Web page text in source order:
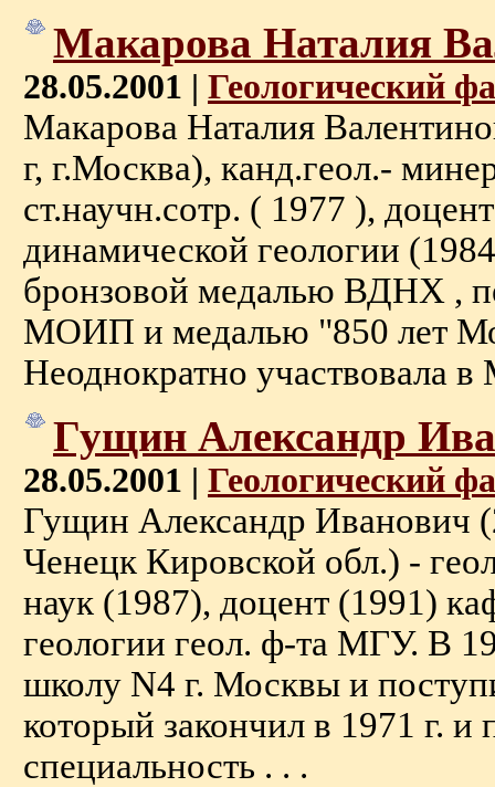
Макарова Наталия
28.05.2001 | Геологический
Макарова Наталия
г, г.Москва), канд.геол.-
ст.научн.сотр. ( 1977 ),
динамической геологии
бронзовой медалью ВДНХ ,
МОИП и медалью "850 лет
Неоднократно участвовала
Гущин Александр
28.05.2001 | Геологический
Гущин Александр Иванович
Ченецк Кировской обл.) -
наук (1987), доцент (1991)
геологии геол. ф-та МГУ. В
школу N4 г. Москвы и
который закончил в 1971 г. и
специальность . . .